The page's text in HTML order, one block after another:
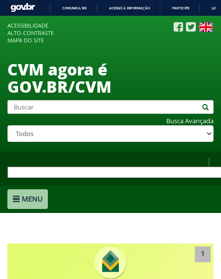
COMUNICA BR ACESSO À INFORMAÇÃO PARTICIPE
ACESSIBILIDADE
ALTO-CONTRASTE
MAPA DO SITE
CVM agora é
GOV.BR/CVM
Busca Avançada
MENU
1